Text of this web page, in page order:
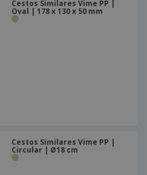
Cestos Similares Vime PP |
Oval | 178 x 130 x 50 mm
Cestos Similares Vime PP |
Circular | Ø18 cm